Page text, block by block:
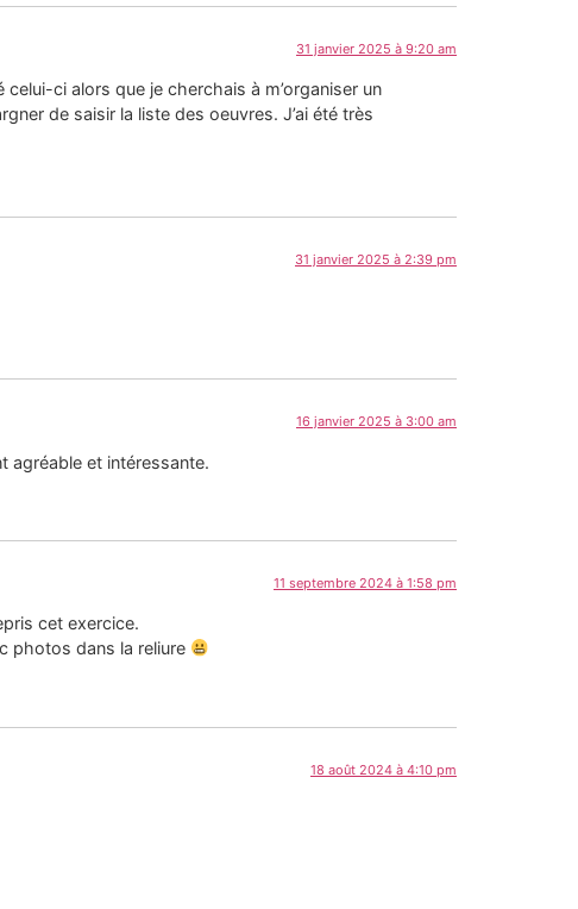
31 janvier 2025 à 9:20 am
ci alors que je cherchais à m’organiser un
de saisir la liste des oeuvres. J’ai été très
31 janvier 2025 à 2:39 pm
16 janvier 2025 à 3:00 am
agréable et intéressante.
11 septembre 2024 à 1:58 pm
cet exercice.
photos dans la reliure
18 août 2024 à 4:10 pm